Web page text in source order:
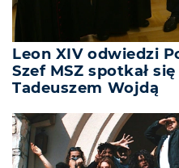
Leon XIV odwiedzi
Szef MSZ spotkał
Tadeuszem Wojdą